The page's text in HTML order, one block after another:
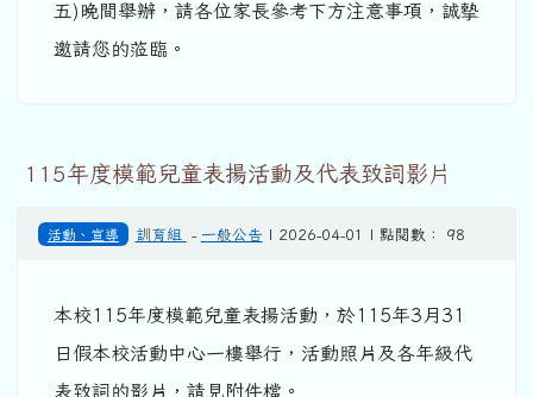
五)晚間舉辦，請各位家長參考下方注意事項，誠摰
邀請您的蒞臨。
115年度模範兒童表揚活動及代表致詞影片
活動、宣導 訓育組 - 一般公告 | 2026-04-01 | 點閱數： 98
本校115年度模範兒童表揚活動，於115年3月31
日假本校活動中心一樓舉行，活動照片及各年級代
表致詞的影片，請見附件檔。